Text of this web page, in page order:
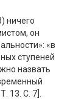
ничего
он
«в
ступеней
назвать
13. С. 7].